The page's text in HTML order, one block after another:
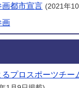
画都市宣言 (2021年
画
プロスポーツチー